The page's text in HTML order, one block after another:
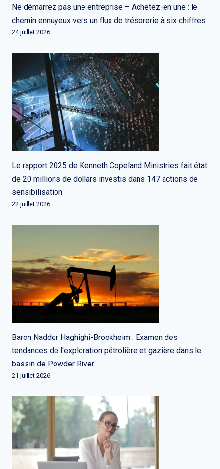
Ne démarrez pas une entreprise – Achetez-en une : le
chemin ennuyeux vers un flux de trésorerie à six chiffres
24 juillet 2026
Le rapport 2025 de Kenneth Copeland Ministries fait état
de 20 millions de dollars investis dans 147 actions de
sensibilisation
22 juillet 2026
Baron Nadder Haghighi-Brookheim : Examen des
tendances de l'exploration pétrolière et gazière dans le
bassin de Powder River
21 juillet 2026